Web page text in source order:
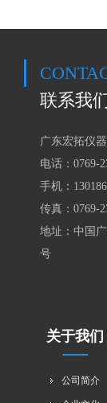
联系我
广东宏拓仪
电话：0769-
手机：
传真：0769-
地址：中国
号
关于我们
公司简介